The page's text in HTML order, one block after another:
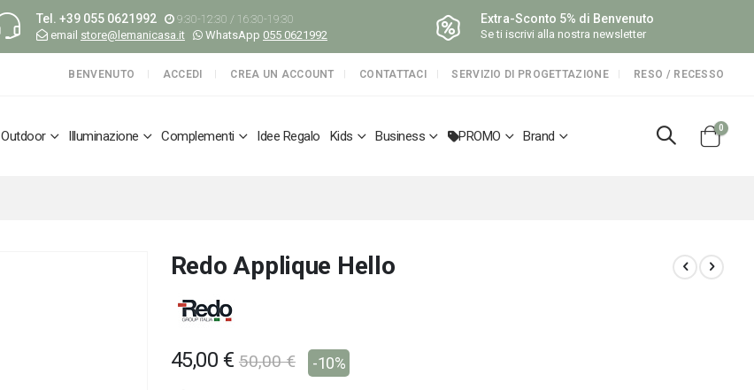
Tel. +39 055 0621992
9:30-12:30 / 16:30-19:30
email store@lemanicasa.it WhatsApp 055 0621992
Extra-Sconto 5% di Benvenuto
Se ti iscrivi alla nostra newsletter
BENVENUTO ACCEDI CREA UN ACCOUNT CONTATTACI SERVIZIO DI PROGETTAZIONE RESO / RECESSO
Outdoor Illuminazione Complementi Idee Regalo Kids Business PROMO Brand
Cart
0
Redo Applique Hello
45,00 € 50,00 € -10%